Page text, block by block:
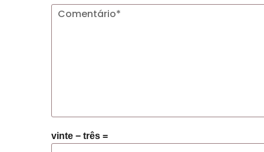
vinte − três =